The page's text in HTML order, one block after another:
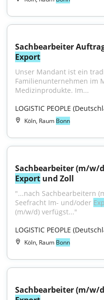
Export
Unser Mandant ist ein
Familienunternehmen im
Medizinprodukte. Im...
LOGISTIC PEOPLE
Köln, Raum Bonn
Export und Zoll
"...nach Sachbearbeitern
Seefracht Im- und/oder
(m/w/d) verfügst..."
LOGISTIC PEOPLE
Köln, Raum Bonn